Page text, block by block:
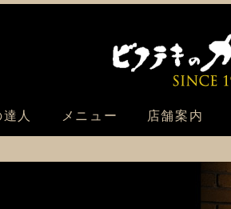
人 メニュー 店舗案内